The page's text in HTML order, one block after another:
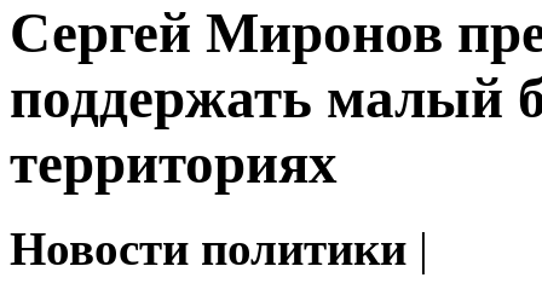
Сергей Миронов
поддержать малый
территориях
Новости политики |